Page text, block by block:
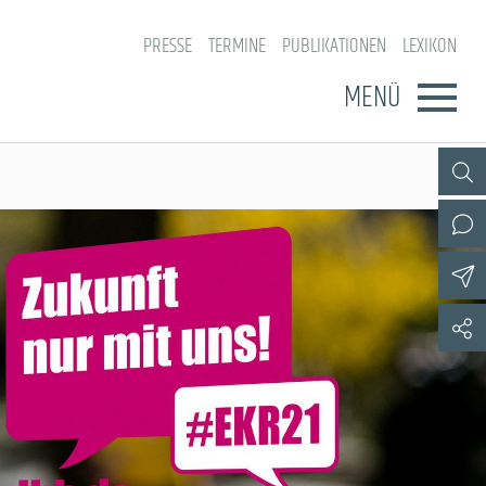
PRESSE TERMINE PUBLIKATIONEN LEXIKON
MENÜ